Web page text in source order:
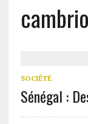
SOCIÉTÉ
Sénégal :